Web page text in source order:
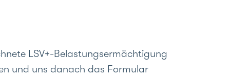
LSV+-Belastungsermächtigung
und uns danach das Formular